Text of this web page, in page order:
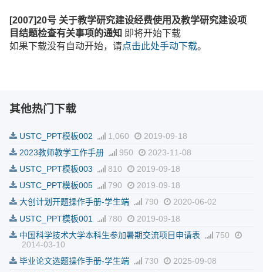
[2007]20号 关于教学研究建设经费使用及教学研究建设项
目结题检查有关事项的通知 即将开始下载
如果下载没有自动开始，请点击此处手动下载。
其他热门下载
USTC_PPT模板002 1,060
2019-09-18
2023教师教学工作手册
950
2023-11-08
USTC_PPT模板003
810
2019-09-18
USTC_PPT模板005
790
2019-09-18
大创计划开题操作手册-学生端
790
2020-06-02
USTC_PPT模板001
780
2019-09-18
中国科学技术大学本科生参加暑期交流项目申请表
750
2014-03-10
毕业论文选题操作手册-学生端
730
2025-09-08